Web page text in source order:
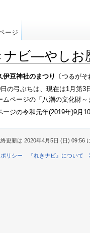
ナビ―やしお
伊豆神社のまつり 〔つるが
の弓ぶちは、現在は1月第3
ページの「八潮の文化財
ジの令和元年(2019年)9月
ージ
更新は 2020年4月5日 (日) 09:56
リシー 『れきナビ』について